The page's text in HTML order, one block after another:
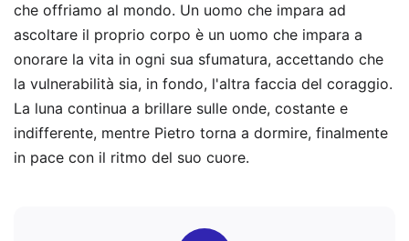
che offriamo al mondo. Un uomo che impara ad
ascoltare il proprio corpo è un uomo che impara a
onorare la vita in ogni sua sfumatura, accettando che
la vulnerabilità sia, in fondo, l'altra faccia del coraggio.
La luna continua a brillare sulle onde, costante e
indifferente, mentre Pietro torna a dormire, finalmente
in pace con il ritmo del suo cuore.